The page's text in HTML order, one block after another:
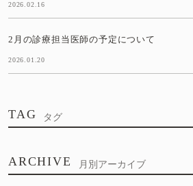
2026.02.16
2月の診療担当医師の予定について
2026.01.20
TAG タグ
ARCHIVE 月別アーカイブ